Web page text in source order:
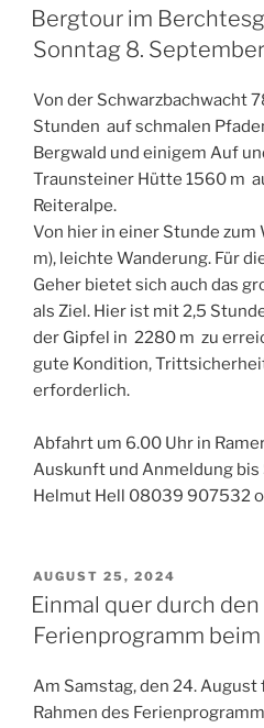
AM
Bergtour im
Sonntag 8. September
Von der Schwarzbachwacht
Stunden auf schmalen
Bergwald und einigem Auf
Traunsteiner Hütte 1560 m
Reiteralpe.
Von hier in einer Stunde
m), leichte Wanderung. Für
Geher bietet sich auch das
als Ziel. Hier ist mit 2,5
der Gipfel in 2280 m zu
gute Kondition,
erforderlich.
Abfahrt um 6.00 Uhr in
Auskunft und Anmeldung bis
Helmut Hell 08039 907532
VERÖFFENTLICHT
AM
AUGUST 25, 2024
Einmal quer durch den
Ferienprogramm
Am Samstag, den 24. August
Rahmen des